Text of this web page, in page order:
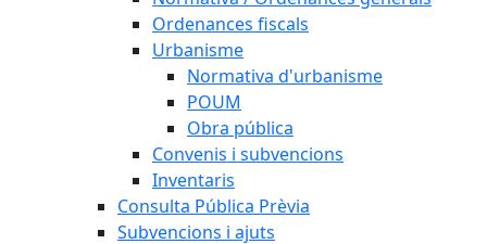
Ordenances fiscals
Urbanisme
Normativa d'urbanisme
POUM
Obra pública
Convenis i subvencions
Inventaris
Consulta Pública Prèvia
Subvencions i ajuts